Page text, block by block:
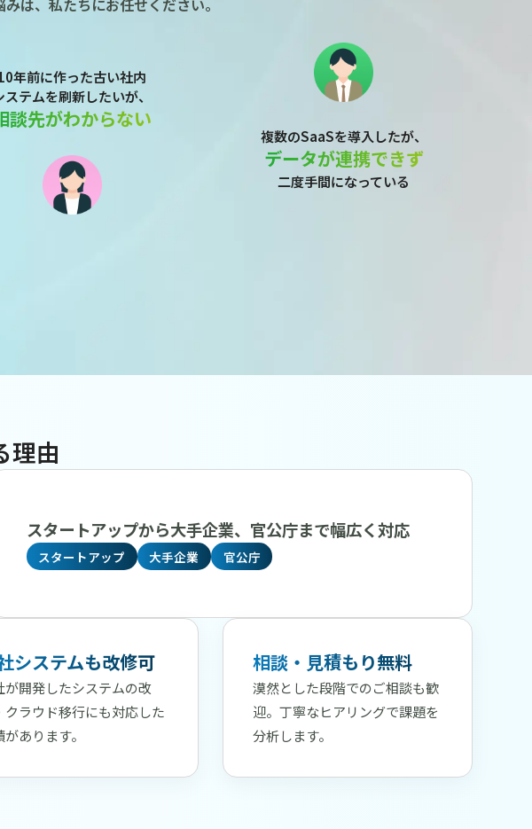
は、私たちにお任せください。
年前に作った古い社内
ステムを刷新したいが、
談先がわからない
複数のSaaSを導入したが、
データが連携できず
二度手間になっている
理由
スタートアップから大手企業、官公庁まで幅広く対応
スタートアップ 大手企業 官公庁
システムも改修可
が開発したシステムの改
クラウド移行にも対応した
があります。
相談・見積もり無料
漠然とした段階でのご相談も歓
迎。丁寧なヒアリングで課題を
分析します。